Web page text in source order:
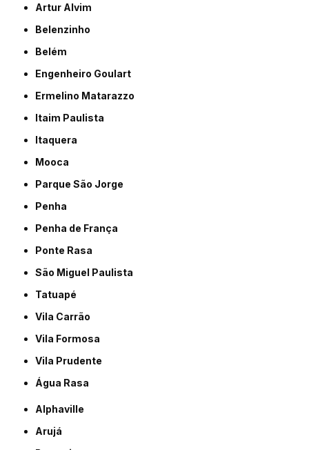
Artur Alvim
Belenzinho
Belém
Engenheiro Goulart
Ermelino Matarazzo
Itaim Paulista
Itaquera
Mooca
Parque São Jorge
Penha
Penha de França
Ponte Rasa
São Miguel Paulista
Tatuapé
Vila Carrão
Vila Formosa
Vila Prudente
Água Rasa
Alphaville
Arujá